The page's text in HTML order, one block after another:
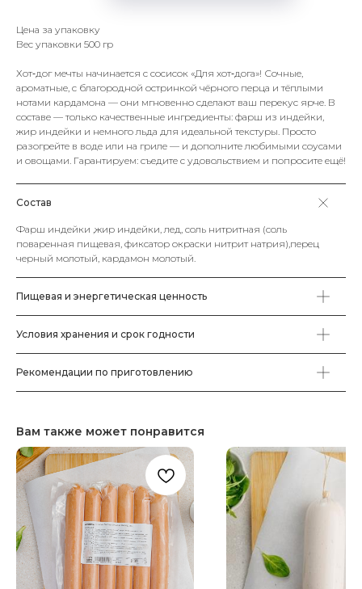
Цена за упаковку
Вес упаковки 500 гр
Хот‑дог мечты начинается с сосисок «Для хот‑дога»! Сочные,
ароматные, с благородной остринкой чёрного перца и тёплыми
нотами кардамона — они мгновенно сделают ваш перекус ярче. В
составе — только качественные ингредиенты: фарш из индейки,
жир индейки и немного льда для идеальной текстуры. Просто
разогрейте в воде или на гриле — и дополните любимыми соусами
и овощами. Гарантируем: съедите с удовольствием и попросите ещё!
Состав
Фарш индейки ,жир индейки, лед, соль нитритная (соль
поваренная пищевая, фиксатор окраски нитрит натрия),перец
черный молотый, кардамон молотый.
Пищевая и энергетическая ценность
Условия хранения и срок годности
Рекомендации по приготовлению
Вам также может понравится